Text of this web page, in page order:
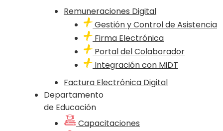
Remuneraciones Digital
Gestión y Control de Asistencia
Firma Electrónica
Portal del Colaborador
Integración con MiDT
Factura Electrónica Digital
Departamento
de Educación
Capacitaciones